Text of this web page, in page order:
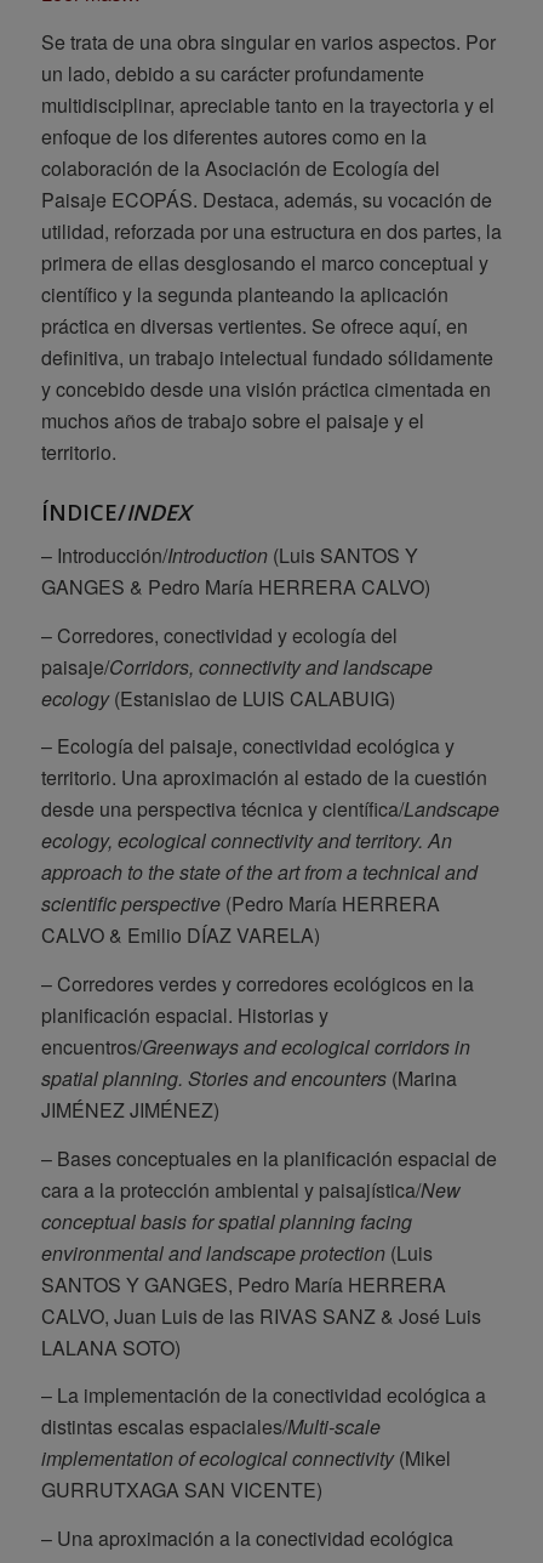
Se trata de una obra singular en varios aspectos. Por
un lado, debido a su carácter profundamente
multidisciplinar, apreciable tanto en la trayectoria y el
enfoque de los diferentes autores como en la
colaboración de la Asociación de Ecología del
Paisaje ECOPÁS. Destaca, además, su vocación de
utilidad, reforzada por una estructura en dos partes, la
primera de ellas desglosando el marco conceptual y
científico y la segunda planteando la aplicación
práctica en diversas vertientes. Se ofrece aquí, en
definitiva, un trabajo intelectual fundado sólidamente
y concebido desde una visión práctica cimentada en
muchos años de trabajo sobre el paisaje y el
territorio.
ÍNDICE/INDEX
– Introducción/Introduction(Luis SANTOS Y
GANGES & Pedro María HERRERA CALVO)
– Corredores, conectividad y ecología del
paisaje/Corridors, connectivity and landscape
ecology(Estanislao de LUIS CALABUIG)
– Ecología del paisaje, conectividad ecológica y
territorio. Una aproximación al estado de la cuestión
desde una perspectiva técnica y científica/Landscape
ecology, ecological connectivity and territory. An
approach to the state of the art from a technical and
scientific perspective(Pedro María HERRERA
CALVO & Emilio DÍAZ VARELA)
– Corredores verdes y corredores ecológicos en la
planificación espacial. Historias y
encuentros/Greenways and ecological corridors in
spatial planning. Stories and encounters(Marina
JIMÉNEZ JIMÉNEZ)
– Bases conceptuales en la planificación espacial de
cara a la protección ambiental y paisajística/New
conceptual basis for spatial planning facing
environmental and landscape protection(Luis
SANTOS Y GANGES, Pedro María HERRERA
CALVO, Juan Luis de las RIVAS SANZ & José Luis
LALANA SOTO)
– La implementación de la conectividad ecológica a
distintas escalas espaciales/Multi-scale
implementation of ecological connectivity(Mikel
GURRUTXAGA SAN VICENTE)
– Una aproximación a la conectividad ecológica